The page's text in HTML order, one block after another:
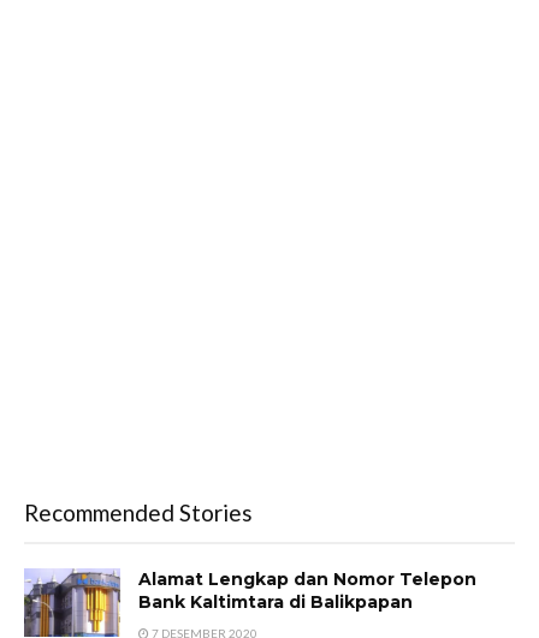
Recommended Stories
Alamat Lengkap dan Nomor Telepon
Bank Kaltimtara di Balikpapan
7 DESEMBER 2020